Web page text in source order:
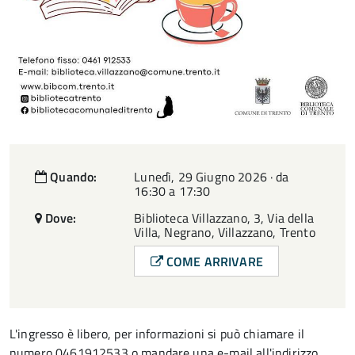
Quando: Lunedì, 29 Giugno 2026 · da
16:30 a 17:30
Dove:
Biblioteca Villazzano, 3, Via della
Villa, Negrano, Villazzano, Trento
COME ARRIVARE
L'ingresso è libero, per informazioni si può chiamare il